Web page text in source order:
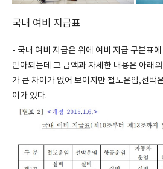
국내 여비 지급표
- 국내 여비 지급은 위에 여비 지급 구분표
받아되는데 그 금액과 자세한 내용은 아래
가 큰 차이가 없어 보이지만 철도운임,선박
이가 있다.